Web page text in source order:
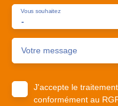
-
Vous souhaitez
Votre message
J'accepte le
conformément au